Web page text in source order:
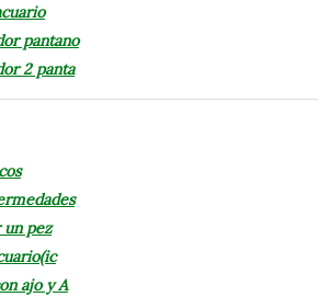
pantano
2 panta
un pez
ajo y A